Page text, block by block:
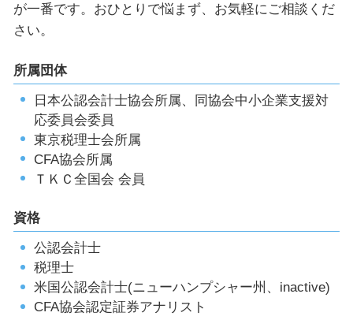
が一番です。おひとりで悩まず、お気軽にご相談くだ
さい。
所属団体
日本公認会計士協会所属、同協会中小企業支援対
応委員会委員
東京税理士会所属
CFA協会所属
ＴＫＣ全国会 会員
資格
公認会計士
税理士
米国公認会計士(ニューハンプシャー州、inactive)
CFA協会認定証券アナリスト